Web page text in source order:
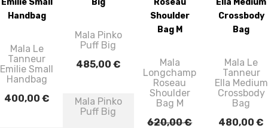
Mala Le
Tanneur
Emilie Small
Handbag
400,00 €
Mala Pinko
Puff Big
485,00 €
Mala Pinko
Puff Big
Mala
Longchamp
Roseau
Shoulder
Bag M
620,00€
Mala Le
Tanneur
Ella Medium
Crossbody
Bag
480,00€